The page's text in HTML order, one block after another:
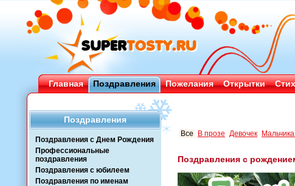
Главная Поздравления Пожелания Открытки
Поздравления
Поздравления с Днем Рождения
Профессиональные
поздравления
Поздравления с юбилеем
Поздравления по именам
Все В прозе Девочек
Поздравления с